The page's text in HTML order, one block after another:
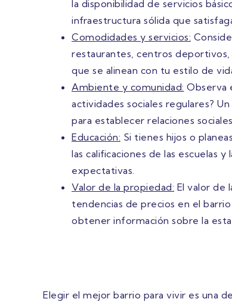
la disponibilidad de servicios
infraestructura sólida que
Comodidades y servicios:
restaurantes, centros deportivos,
que se alinean con tu estilo de
Ambiente y comunidad: Observa
actividades sociales regulares?
para establecer relaciones
Educación: Si tienes hijos o
las calificaciones de las escuelas
expectativas.
Valor de la propiedad: El valor de
tendencias de precios en el
obtener información sobre la
Elegir el mejor barrio para vivir es una